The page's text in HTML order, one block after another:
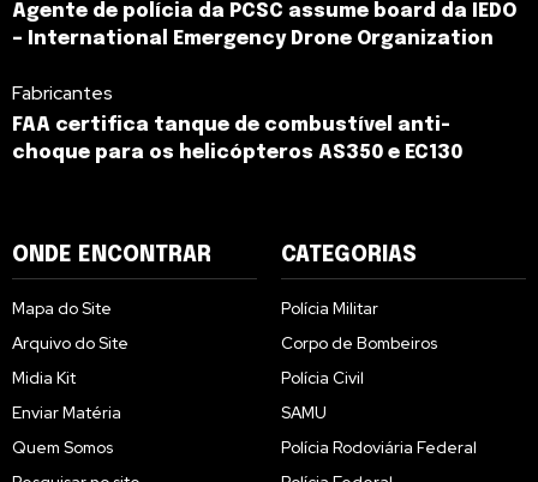
Agente de polícia da PCSC assume board da IEDO
– International Emergency Drone Organization
Fabricantes
FAA certifica tanque de combustível anti-
choque para os helicópteros AS350 e EC130
ONDE ENCONTRAR
Mapa do Site
Arquivo do Site
Midia Kit
Enviar Matéria
Quem Somos
CATEGORIAS
Polícia Militar
Corpo de Bombeiros
Polícia Civil
SAMU
Polícia Rodoviária Federal